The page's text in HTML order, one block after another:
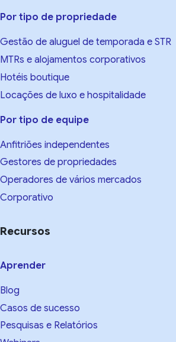
Por tipo de propriedade
Gestão de aluguel de temporada e STR
MTRs e alojamentos corporativos
Hotéis boutique
Locações de luxo e hospitalidade
Por tipo de equipe
Anfitriões independentes
Gestores de propriedades
Operadores de vários mercados
Corporativo
Recursos
Aprender
Blog
Casos de sucesso
Pesquisas e Relatórios